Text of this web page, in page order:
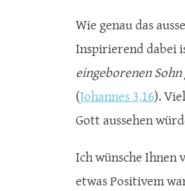
Wie genau das
Inspirierend dabei
eingeborenen
(Johannes 3,16).
Gott aussehen
Ich wünsche Ihnen
etwas Positivem